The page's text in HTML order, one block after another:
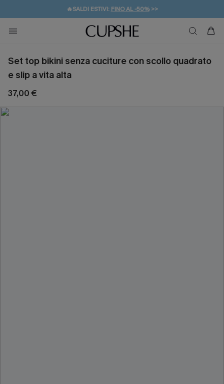
🔥SALDI ESTIVI: FINO AL -50%>>
🚚SPEDIZIONE GRATUITA DA 49€
💌REGALO PER I NUOVI: 20% DI SCONTO*
Set top bikini senza cuciture con scollo quadrato
e slip a vita alta
37,00 €